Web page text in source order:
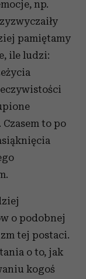
np.
pamiętamy
ile ludzi:
to po
o podobnej
tej postaci.
o to, jak
kogoś